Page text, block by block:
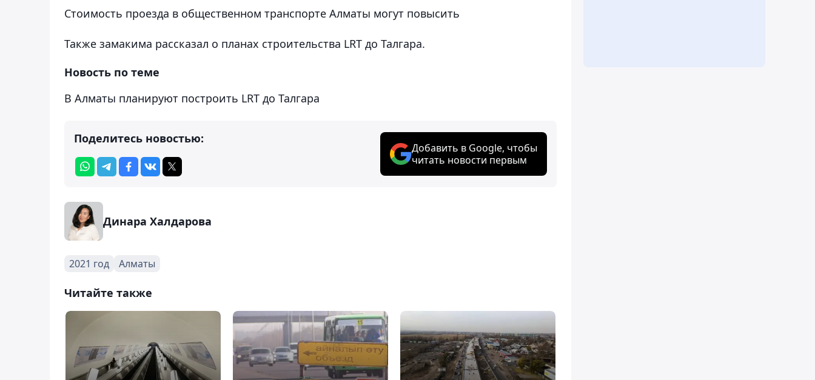
Стоимость проезда в общественном транспорте Алматы могут повысить
Также замакима рассказал о планах строительства LRT до Талгара.
Новость по теме
В Алматы планируют построить LRT до Талгара
Поделитесь новостью:
Добавить в Google, чтобы
читать новости первым
Динара Халдарова
2021 год Алматы
Читайте также